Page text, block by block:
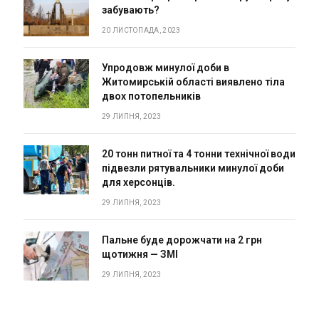
забувають?
20 ЛИСТОПАДА, 2023
Упродовж минулої доби в
Житомирській області виявлено тіла
двох потопельників
29 ЛИПНЯ, 2023
20 тонн питної та 4 тонни технічної води
підвезли рятувальники минулої доби
для херсонців.
29 ЛИПНЯ, 2023
Пальне буде дорожчати на 2 грн
щотижня — ЗМІ
29 ЛИПНЯ, 2023